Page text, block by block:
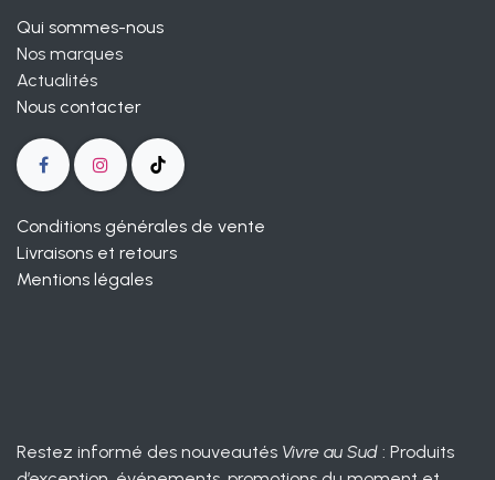
Qui sommes-nous
Nos marques
Actualités
Nous contacter
Conditions générales de vente
Livraisons et retours
Mentions légales
Restez informé des nouveautés Vivre au Sud : Produits